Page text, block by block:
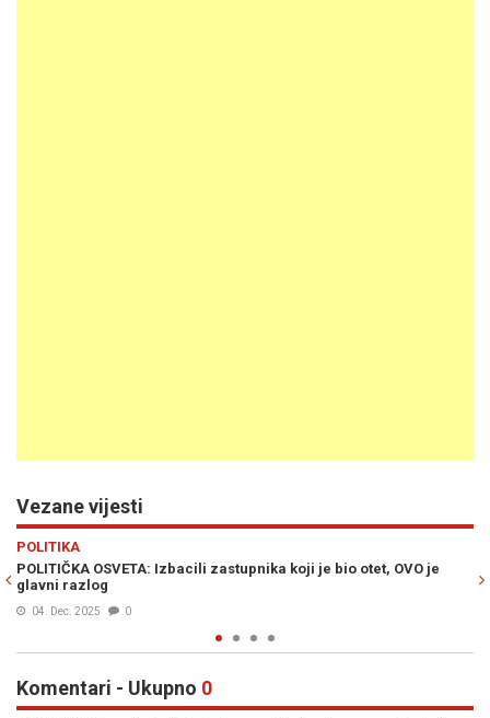
Vezane vijesti
je
VIJESTI
IZ NARODNOG EVROPSKOG SAVEZA PORUČILI DODIKU: "Ti si
čovječe već bivši, a Bosne će biti" (FOTO)
18. Okt. 2025
Komentari - Ukupno 0